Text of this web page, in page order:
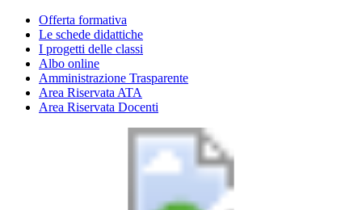
Offerta formativa
Le schede didattiche
I progetti delle classi
Albo online
Amministrazione Trasparente
Area Riservata ATA
Area Riservata Docenti